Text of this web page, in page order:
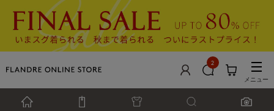
2
メニュー